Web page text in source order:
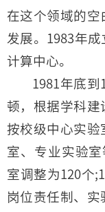
在这个领域的空
发展。1983年
计算中心。
1981年底
顿，根据学科建
按校级中心实验
室、专业实验
室调整为120个
岗位责任制、